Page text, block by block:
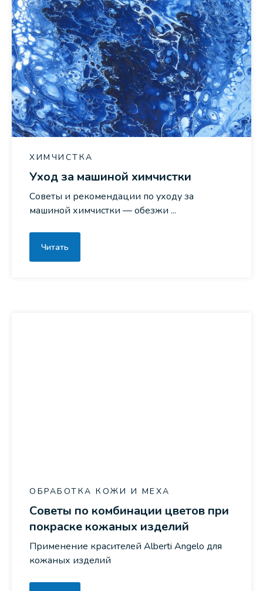
ХИМЧИСТКА
Уход за машиной химчистки
Советы и рекомендации по уходу за
машиной химчистки — обезжи ...
Читать
ОБРАБОТКА КОЖИ И МЕХА
Советы по комбинации цветов при
покраске кожаных изделий
Применение красителей Alberti Angelo для
кожаных изделий